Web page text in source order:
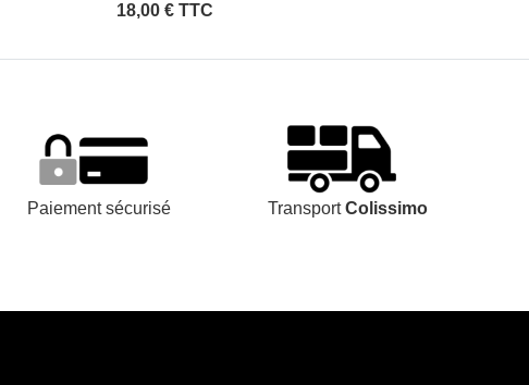
18,00 € TTC
Paiement sécurisé TransportColissimo